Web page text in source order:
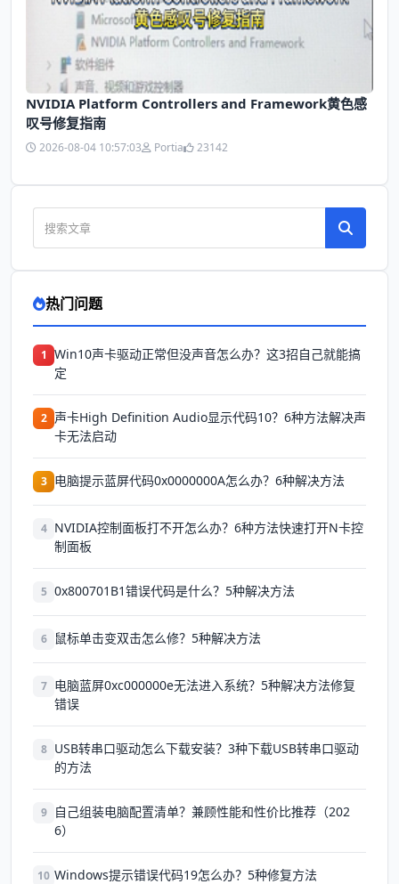
NVIDIA Platform Controllers and Framework黄色感
叹号修复指南
2026-08-04 10:57:03 Portia 23142
热门问题
1 Win10声卡驱动正常但没声音怎么办？这3招自己就能搞
定
2 声卡High Definition Audio显示代码10？6种方法解决声
卡无法启动
3 电脑提示蓝屏代码0x0000000A怎么办？6种解决方法
4 NVIDIA控制面板打不开怎么办？6种方法快速打开N卡控
制面板
5 0x800701B1错误代码是什么？5种解决方法
6 鼠标单击变双击怎么修？5种解决方法
7 电脑蓝屏0xc000000e无法进入系统？5种解决方法修复
错误
8 USB转串口驱动怎么下载安装？3种下载USB转串口驱动
的方法
9
自己组装电脑配置清单？兼顾性能和性价比推荐（202
6）
10 Windows提示错误代码19怎么办？5种修复方法